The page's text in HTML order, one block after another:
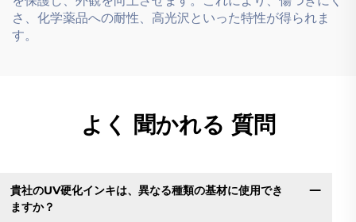
さ、化学薬品への耐性、高光沢といった特性が得られま
す。
よく 聞かれる 質問
貴社のUV硬化インキは、異なる種類の基材に使用でき
ますか？